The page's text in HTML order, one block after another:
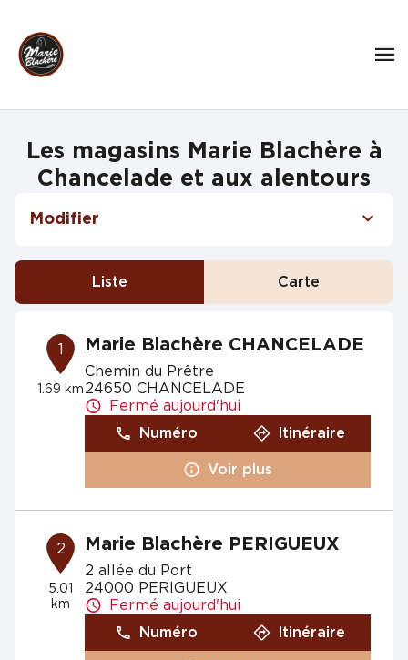
Les magasins Marie Blachère à
Chancelade et aux alentours
Modifier
Liste Carte
1
1.69 km
Marie Blachère CHANCELADE
Chemin du Prêtre
24650 CHANCELADE
Fermé aujourd'hui
Numéro
Itinéraire
Voir plus
2
5.01
km
Marie Blachère PERIGUEUX
2 allée du Port
24000 PERIGUEUX
Fermé aujourd'hui
Numéro
Itinéraire